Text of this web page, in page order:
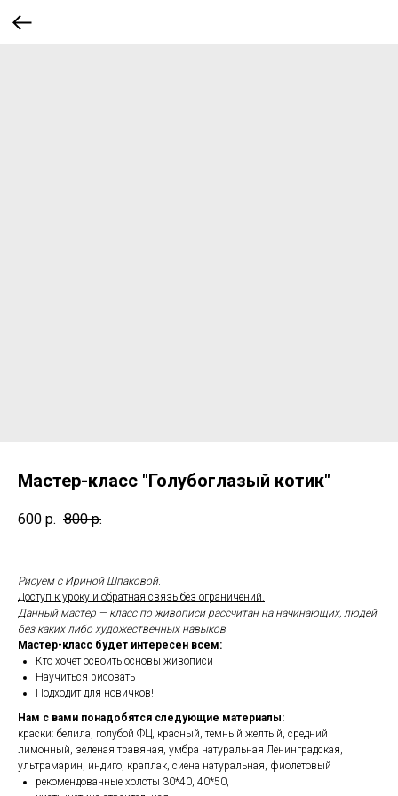
Мастер-класс "Голубоглазый котик"
600 р. 800 р.
Рисуем с Ириной Шпаковой.
Доступ к уроку и обратная связь без ограничений.
Данный мастер — класс по живописи рассчитан на начинающих, людей
без каких либо художественных навыков.
Мастер-класс будет интересен всем:
Кто хочет освоить основы живописи
Научиться рисовать
Подходит для новичков!
Нам с вами понадобятся следующие материалы:
краски: белила, голубой ФЦ, красный, темный желтый, средний
лимонный, зеленая травяная, умбра натуральная Ленинградская,
ультрамарин, индиго, краплак, сиена натуральная, фиолетовый
рекомендованные холсты 30*40, 40*50,